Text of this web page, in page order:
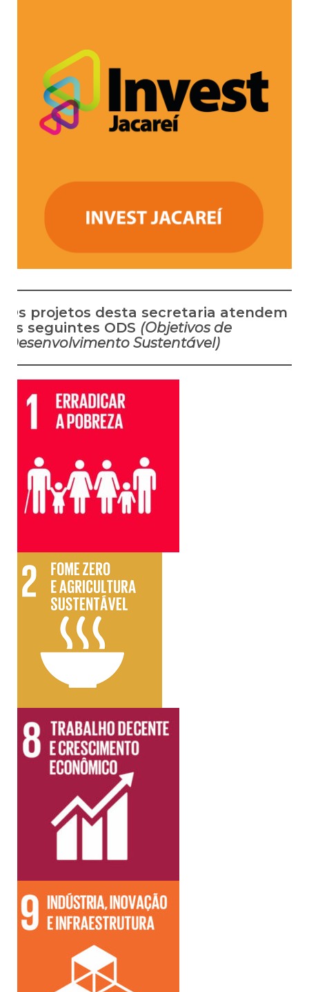
Os projetos desta secretaria atendem
os seguintes ODS (Objetivos de
Desenvolvimento Sustentável)